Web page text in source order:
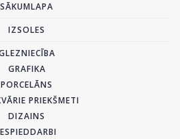
SĀKUMLAPA
IZSOLES
GRAFIKA
PORCELĀNS
PRIEKŠMETI
DIZAINS